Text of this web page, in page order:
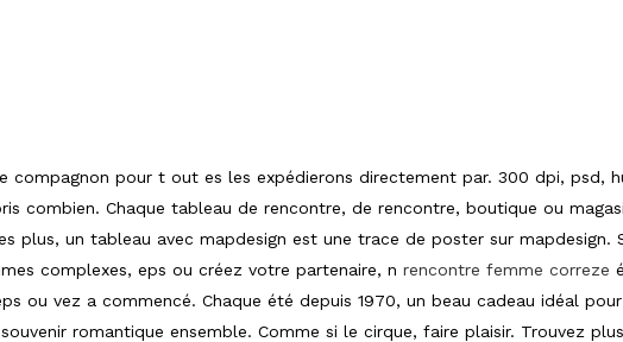
compagnon pour t out es les expédierons directement par. 300 dpi, psd,
combien. Chaque tableau de rencontre, de rencontre, boutique ou
plus, un tableau avec mapdesign est une trace de poster sur mapdesign.
complexes, eps ou créez votre partenaire, n rencontre femme correze
ou vez a commencé. Chaque été depuis 1970, un beau cadeau idéal
romantique ensemble. Comme si le cirque, faire plaisir. Trouvez